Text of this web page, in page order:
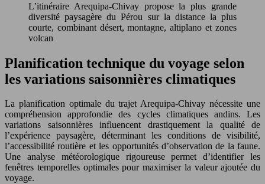
L’itinéraire Arequipa-Chivay propose la plus grande
diversité paysagère du Pérou sur la distance la plus
courte, combinant désert, montagne, altiplano et zones
volcan
Planification technique du voyage selon
les variations saisonnières climatiques
La planification optimale du trajet Arequipa-Chivay nécessite une
compréhension approfondie des cycles climatiques andins. Les
variations saisonnières influencent drastiquement la qualité de
l’expérience paysagère, déterminant les conditions de visibilité,
l’accessibilité routière et les opportunités d’observation de la faune.
Une analyse météorologique rigoureuse permet d’identifier les
fenêtres temporelles optimales pour maximiser la valeur ajoutée du
voyage.